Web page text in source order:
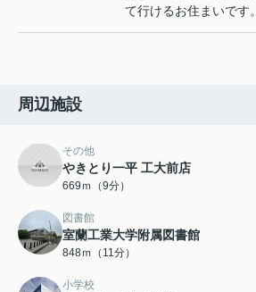
て行けるお住まいです。
周辺施設
その他
やきとり一平 工大前店
669ｍ（9分）
図書館
室蘭工業大学附属図書館
848ｍ（11分）
小学校